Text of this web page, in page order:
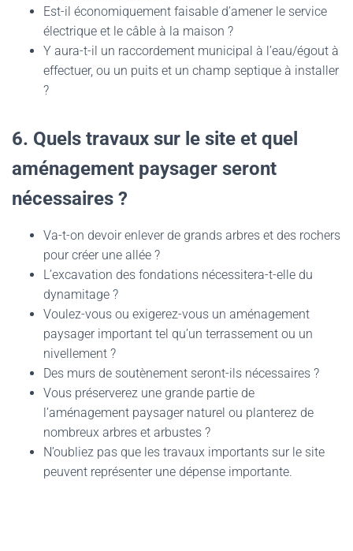
Est-il économiquement faisable d’amener le service
électrique et le câble à la maison ?
Y aura-t-il un raccordement municipal à l’eau/égout à
effectuer, ou un puits et un champ septique à installer
?
6. Quels travaux sur le site et quel
aménagement paysager seront
nécessaires ?
Va-t-on devoir enlever de grands arbres et des rochers
pour créer une allée ?
L’excavation des fondations nécessitera-t-elle du
dynamitage ?
Voulez-vous ou exigerez-vous un aménagement
paysager important tel qu’un terrassement ou un
nivellement ?
Des murs de soutènement seront-ils nécessaires ?
Vous préserverez une grande partie de
l’aménagement paysager naturel ou planterez de
nombreux arbres et arbustes ?
N’oubliez pas que les travaux importants sur le site
peuvent représenter une dépense importante.